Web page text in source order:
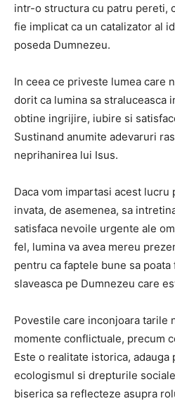
intr-o structura cu patru pereti,
fie implicat ca un catalizator al
poseda Dumnezeu.
In ceea ce priveste lumea care
dorit ca lumina sa straluceasca
obtine ingrijire, iubire si
Sustinand anumite adevaruri
neprihanirea lui Isus.
Daca vom impartasi acest
invata, de asemenea, sa
satisfaca nevoile urgente ale
fel, lumina va avea mereu
pentru ca faptele bune sa
slaveasca pe Dumnezeu care
Povestile care inconjoara tarile
momente conflictuale, precum
Este o realitate istorica,
ecologismul si drepturile
biserica sa reflecteze asupra